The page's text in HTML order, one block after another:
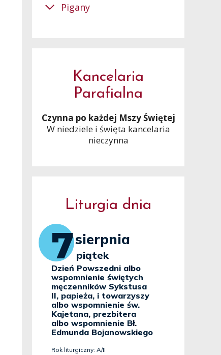
Pigany
Kancelaria
Parafialna
Czynna po każdej Mszy Świętej
W niedziele i święta kancelaria
nieczynna
Liturgia dnia